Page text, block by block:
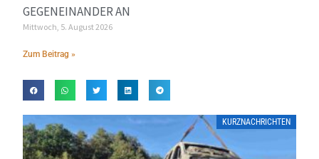
EGENEINANDER AN
Mittwoch, 5. August 2026
Zum Beitrag »
KURZNACHRICHTEN